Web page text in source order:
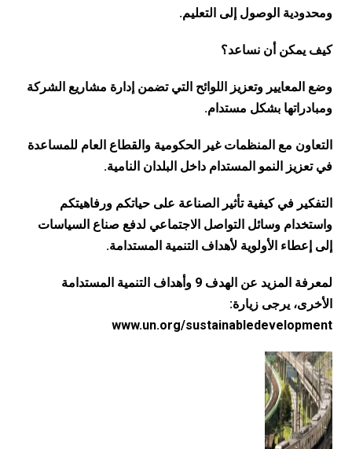
ومحدودية الوصول إلى التعليم.
كيف يمكن أن نساعد؟
وضع المعايير وتعزيز اللوائح التي تضمن إدارة مشاريع الشركة
ومبادراتها بشكل مستدام.
التعاون مع المنظمات غير الحكومية والقطاع العام للمساعدة
في تعزيز النمو المستدام داخل البلدان النامية.
التفكير في كيفية تأثير الصناعة على حياتكم ورفاهيتكم
واستخدام وسائل التواصل الاجتماعي لدفع صناع السياسات
إلى إعطاء الأولوية لأهداف التنمية المستدامة.
لمعرفة المزيد عن الهدف 9 وأهداف التنمية المستدامة
الأخرى، يرجى زيارة:
www.un.org/sustainabledevelopment